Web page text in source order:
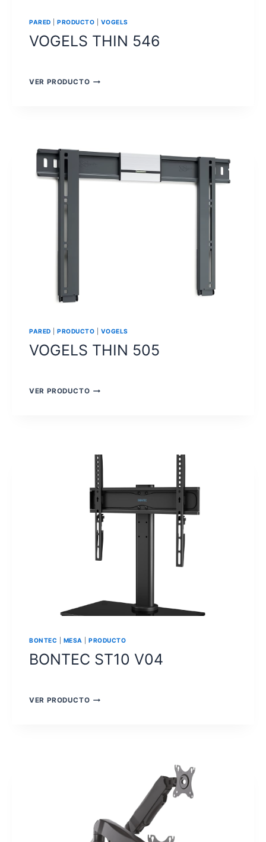
PARED |PRODUCTO VOGELS
VOGELS THIN 546
VER PRODUCTOVOGELS
PARED |PRODUCTO VOGELS
VOGELS THIN 505
VER PRODUCTOVOGELS
BONTEC MESA |PRODUCTO
BONTEC ST10 V04
VER PRODUCTOBONTEC